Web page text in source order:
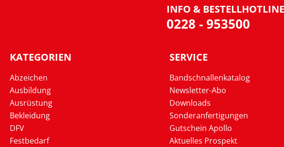
INFO & BESTELLHOTLINE
0228 - 953500
KATEGORIEN
Abzeichen
Ausbildung
Ausrüstung
Bekleidung
DFV
Festbedarf
SERVICE
Bandschnallenkatalog
Newsletter-Abo
Downloads
Sonderanfertigungen
Gutschein Apollo
Aktuelles Prospekt